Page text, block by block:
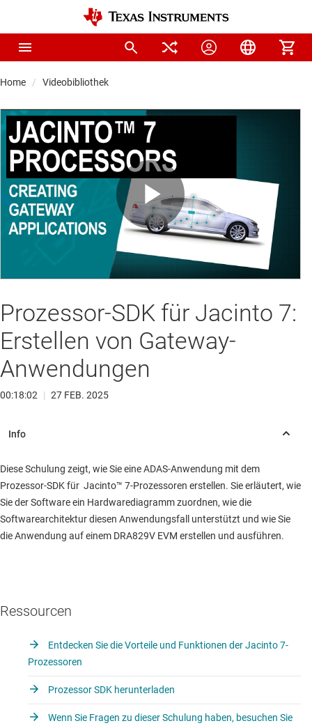
Home Videobibliothek
Play
Video
Prozessor-SDK für Jacinto 7:
Erstellen von Gateway-
Anwendungen
00:18:02 | 27 FEB. 2025
Diese Schulung zeigt, wie Sie eine ADAS-Anwendung mit dem
Prozessor-SDK für Jacinto™ 7-Prozessoren erstellen. Sie erläutert, wie
Sie der Software ein Hardwarediagramm zuordnen, wie die
Softwarearchitektur diesen Anwendungsfall unterstützt und wie Sie
die Anwendung auf einem DRA829V EVM erstellen und ausführen.
Ressourcen
Entdecken Sie die Vorteile und Funktionen der Jacinto 7-
Prozessoren
Prozessor SDK herunterladen
Wenn Sie Fragen zu dieser Schulung haben, besuchen Sie